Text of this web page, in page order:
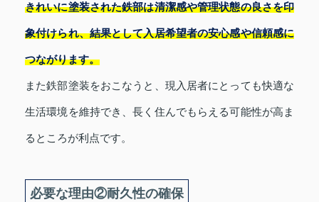
きれいに塗装された鉄部は清潔感や管理状態の良さを印
象付けられ、結果として入居希望者の安心感や信頼感に
つながります。
また鉄部塗装をおこなうと、現入居者にとっても快適な
生活環境を維持でき、長く住んでもらえる可能性が高ま
るところが利点です。
必要な理由②耐久性の確保